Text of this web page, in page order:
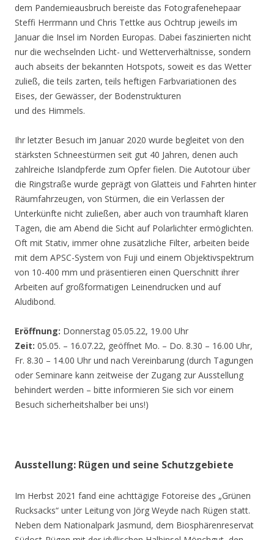
dem Pandemieausbruch bereiste das Fotografenehepaar
Steffi Herrmann und Chris Tettke aus Ochtrup jeweils im
Januar die Insel im Norden Europas. Dabei faszinierten nicht
nur die wechselnden Licht- und Wetterverhältnisse, sondern
auch abseits der bekannten Hotspots, soweit es das Wetter
zuließ, die teils zarten, teils heftigen Farbvariationen des
Eises, der Gewässer, der Bodenstrukturen
und des Himmels.
Ihr letzter Besuch im Januar 2020 wurde begleitet von den
stärksten Schneestürmen seit gut 40 Jahren, denen auch
zahlreiche Islandpferde zum Opfer fielen. Die Autotour über
die Ringstraße wurde geprägt von Glatteis und Fahrten hinter
Räumfahrzeugen, von Stürmen, die ein Verlassen der
Unterkünfte nicht zuließen, aber auch von traumhaft klaren
Tagen, die am Abend die Sicht auf Polarlichter ermöglichten.
Oft mit Stativ, immer ohne zusätzliche Filter, arbeiten beide
mit dem APSC-System von Fuji und einem Objektivspektrum
von 10-400 mm und präsentieren einen Querschnitt ihrer
Arbeiten auf großformatigen Leinendrucken und auf
Aludibond.
Eröffnung: Donnerstag 05.05.22, 19.00 Uhr
Zeit: 05.05. – 16.07.22, geöffnet Mo. – Do. 8.30 – 16.00 Uhr,
Fr. 8.30 – 14.00 Uhr und nach Vereinbarung (durch Tagungen
oder Seminare kann zeitweise der Zugang zur Ausstellung
behindert werden – bitte informieren Sie sich vor einem
Besuch sicherheitshalber bei uns!)
Ausstellung: Rügen und seine Schutzgebiete
Im Herbst 2021 fand eine achttägige Fotoreise des „Grünen
Rucksacks“ unter Leitung von Jörg Weyde nach Rügen statt.
Neben dem Nationalpark Jasmund, dem Biosphärenreservat